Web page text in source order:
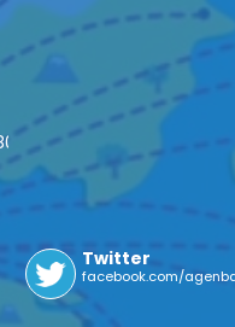
Twitter
facebook.com/